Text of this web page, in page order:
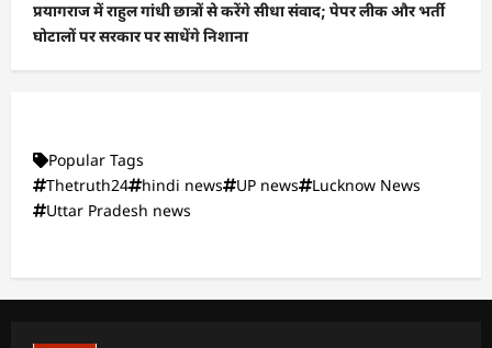
प्रयागराज में राहुल गांधी छात्रों से करेंगे सीधा संवाद; पेपर लीक और भर्ती
घोटालों पर सरकार पर साधेंगे निशाना
Popular Tags
Thetruth24
hindi news UP news
Lucknow News
Uttar Pradesh news